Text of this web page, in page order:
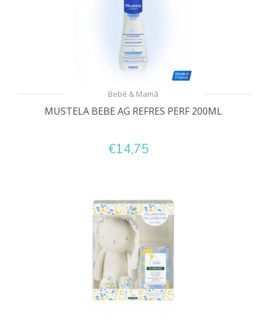
Bebé & Mamã
MUSTELA BEBE AG REFRES PERF 200ML
€14,75